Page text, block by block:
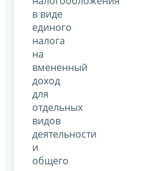
в виде
единого
налога
на
вмененный
доход
для
отдельных
видов
деятельности
и
общего